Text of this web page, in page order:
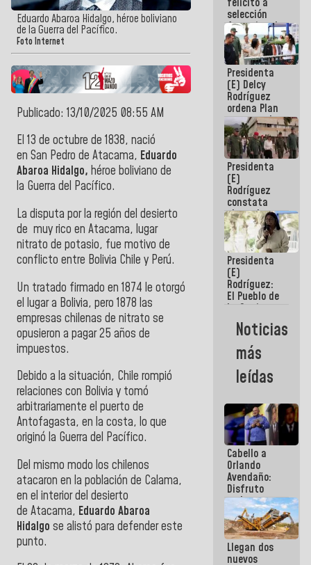
Eduardo Abaroa Hidalgo, héroe boliviano
de la Guerra del Pacífico.
Foto Internet
Publicado: 13/10/2025 08:55 AM
El 13 de octubre de 1838, nació
en San Pedro de Atacama, Eduardo
Abaroa Hidalgo, héroe boliviano de
la Guerra del Pacífico.
La disputa por la región del desierto
de muy rico en Atacama, lugar
nitrato de potasio, fue motivo de
conflicto entre Bolivia Chile y Perú.
Un tratado firmado en 1874 le otorgó
el lugar a Bolivia, pero 1878 las
empresas chilenas de nitrato se
opusieron a pagar 25 años de
impuestos.
Debido a la situación, Chile rompió
relaciones con Bolivia y tomó
arbitrariamente el puerto de
Antofagasta, en la costa, lo que
originó la Guerra del Pacífico.
Del mismo modo los chilenos
atacaron en la población de Calama,
en el interior del desierto
de Atacama, Eduardo Abaroa
Hidalgo se alistó para defender este
punto.
América
selección
femenina de
baloncesto
por su
clasificación
a la
AmeriCup
2027
Presidenta
(E) Delcy
Rodríguez
ordena Plan
maestro de
desarrollo
logístico y
turístico
para La
Guaira
Presidenta
(E)
Rodríguez
constata
obras de
rehabilitación
de Escuela
Militar de
Mamo en La
Guaira
Presidenta
(E)
Rodríguez:
El Pueblo de
La Guaira
siempre
estará
acompañada
por el
Gobierno
Nacional
Noticias
más
leídas
Cabello a
Orlando
Avendaño:
Disfruto
cada vez
que escribes
porque lo
que haces
es
embarrarla
Llegan dos
nuevos